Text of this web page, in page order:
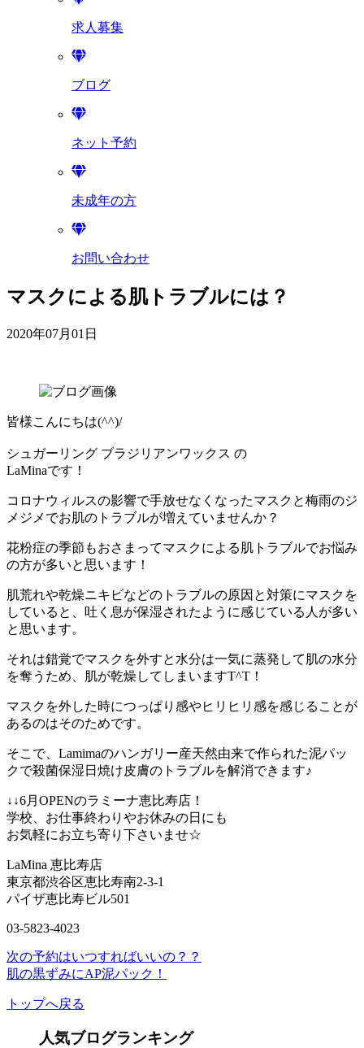
求人募集
ブログ
ネット予約
未成年の方
お問い合わせ
マスクによる肌トラブルには？
2020年07月01日
皆様こんにちは(^^)/
シュガーリング ブラジリアンワックス の
LaMinaです！
コロナウィルスの影響で手放せなくなったマスクと梅雨のジ
メジメでお肌のトラブルが増えていませんか？
花粉症の季節もおさまってマスクによる肌トラブルでお悩み
の方が多いと思います！
肌荒れや乾燥ニキビなどのトラブルの原因と対策にマスクを
していると、吐く息が保湿されたように感じている人が多い
と思います。
それは錯覚でマスクを外すと水分は一気に蒸発して肌の水分
を奪うため、肌が乾燥してしまいますT^T！
マスクを外した時につっぱり感やヒリヒリ感を感じることが
あるのはそのためです。
そこで、Lamimaのハンガリー産天然由来で作られた泥パッ
クで殺菌保湿日焼け皮膚のトラブルを解消できます♪
↓↓6月OPENのラミーナ恵比寿店！
学校、お仕事終わりやお休みの日にも
お気軽にお立ち寄り下さいませ☆
LaMina 恵比寿店
東京都渋谷区恵比寿南2-3-1
パイザ恵比寿ビル501
03-5823-4023
次の予約はいつすればいいの？？
肌の黒ずみにAP泥パック！
トップへ戻る
人気ブログランキング